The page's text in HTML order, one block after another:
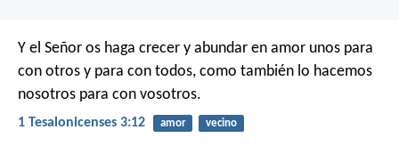
Y el Señor os haga crecer y abundar en amor unos para
con otros y para con todos, como también lo hacemos
nosotros para con vosotros.
1 Tesalonicenses 3:12 amor vecino